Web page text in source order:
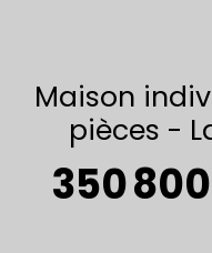
Maison
pièces -
350 800